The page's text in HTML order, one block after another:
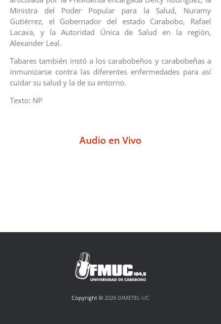
Ministra del Poder Popular para la Salud, Nuramy
Gutiérrez, el Gobernador del estado Carabobo, Rafael
Lacava, y la Autoridad Única de Salud en la región,
Alexander Leal.
Tabares también instó a los carabobeños y carabobeñas a
inmunizarse contra las diferentes enfermedades para así
cuidar su salud y la de su entorno.
Texto: NP
Audio en Vivo
Copyright © 2026 DIMETEL-UC